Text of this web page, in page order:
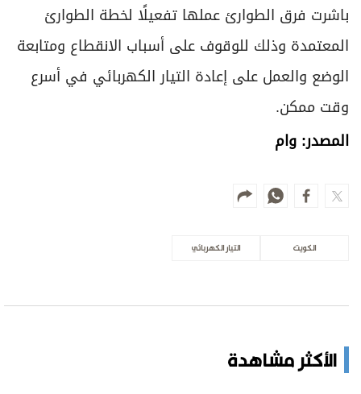
باشرت فرق الطوارئ عملها تفعيلًا لخطة الطوارئ
المعتمدة وذلك للوقوف على أسباب الانقطاع ومتابعة
الوضع والعمل على إعادة التيار الكهربائي في أسرع
وقت ممكن.
المصدر: وام
الكويت التيار الكهربائي
الأكثر مشاهدة